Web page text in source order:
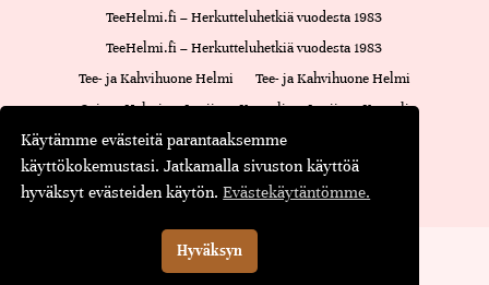
TeeHelmi.fi – Herkutteluhetkiä vuodesta 1983
TeeHelmi.fi – Herkutteluhetkiä vuodesta 1983
Tee- ja Kahvihuone Helmi
Tee- ja Kahvihuone Helmi
Cajsan Helmi
Loviisan Kappeli
Loviisan Kappeli
Oiva-raportti
Cajsan Helmi
Maustamaton tee
Maustettu tee Musta tee
English
Käytämme evästeitä parantaaksemme
käyttökokemustasi. Jatkamalla sivuston käyttöä
hyväksyt evästeiden käytön.Evästekäytäntömme.
Hyväksyn